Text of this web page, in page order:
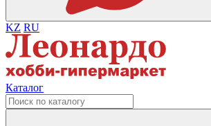
KZ RU
Каталог